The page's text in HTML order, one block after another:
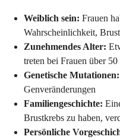
Weiblich sein: Frauen
Wahrscheinlichkeit,
Zunehmendes Alter:
treten bei Frauen über 50
Genetische Mutationen:
Genveränderungen
Familiengeschichte:
Brustkrebs zu haben,
Persönliche